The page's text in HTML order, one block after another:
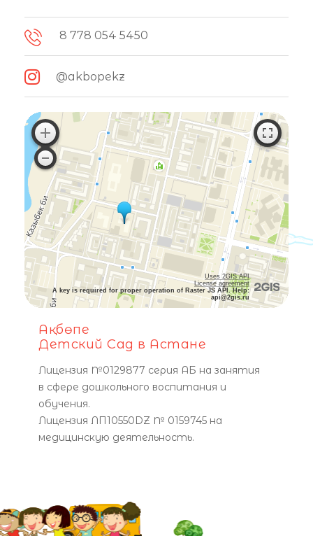
8 778 054 5450
@akbopekz
Uses 2GIS API
License agreement
A key is required for proper operation of Raster JS API. Help:
api@2gis.ru
Ақбөпе
Детский Сад в Астане
Лицензия №0129877 серия АБ на занятия
в сфере дошкольного воспитания и
обучения.
Лицензия ЛП10550DZ № 0159745 на
медицинскую деятельность.